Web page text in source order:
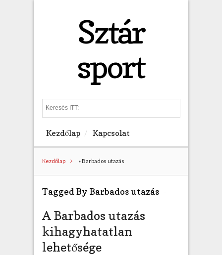
Sztár
sport
e
h
Kezdőlap Kapcsolat
Kezdőlap » Barbados utazás
Tagged By Barbados utazás
A Barbados utazás
kihagyhatatlan
lehetősége